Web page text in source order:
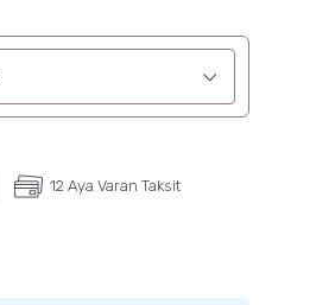
12 Aya Varan Taksit